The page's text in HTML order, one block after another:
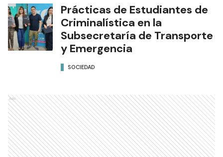
Prácticas de Estudiantes de
Criminalística en la
Subsecretaría de Transporte
y Emergencia
SOCIEDAD
Ads